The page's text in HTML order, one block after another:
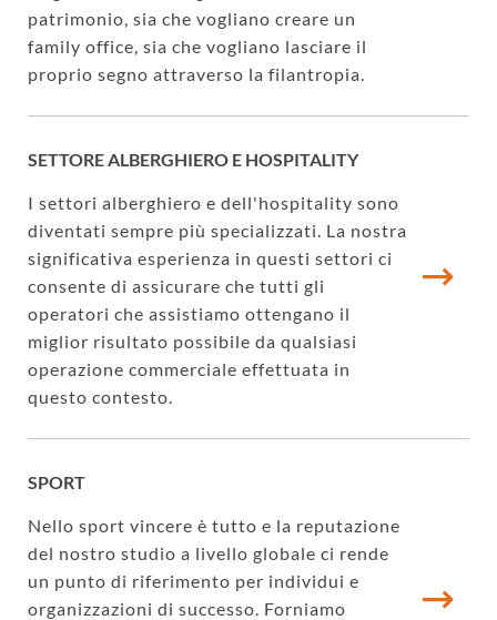
patrimonio, sia che vogliano creare un
family office, sia che vogliano lasciare il
proprio segno attraverso la filantropia.
SETTORE ALBERGHIERO E HOSPITALITY
I settori alberghiero e dell'hospitality sono
diventati sempre più specializzati. La nostra
significativa esperienza in questi settori ci
consente di assicurare che tutti gli
operatori che assistiamo ottengano il
miglior risultato possibile da qualsiasi
operazione commerciale effettuata in
questo contesto.
SPORT
Nello sport vincere è tutto e la reputazione
del nostro studio a livello globale ci rende
un punto di riferimento per individui e
organizzazioni di successo. Forniamo